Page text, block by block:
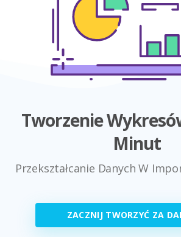
Tworzenie
Minut
Przekształcanie Danych W
ZACZNIJ TWORZYĆ ZA